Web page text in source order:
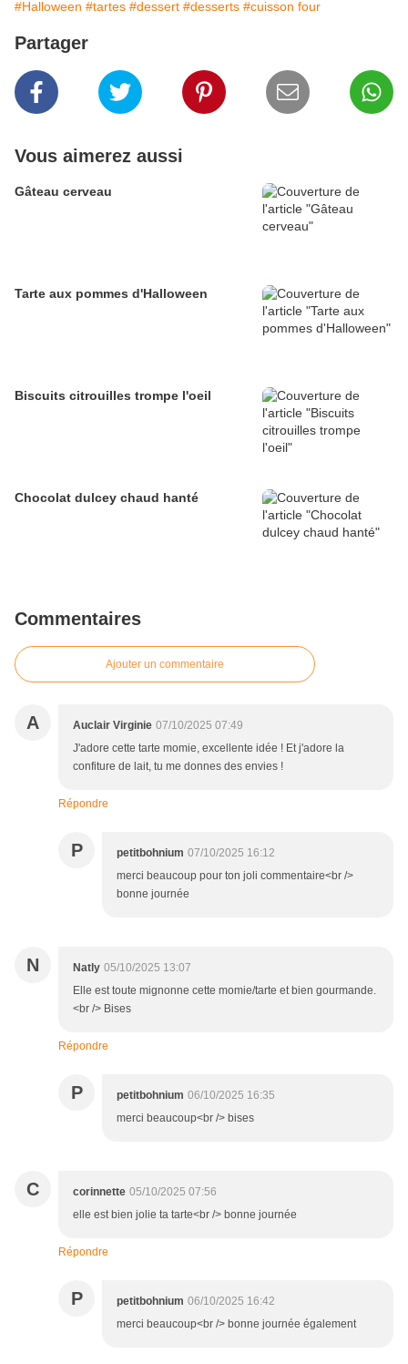
#Halloween #tartes #dessert #desserts #cuisson four
Partager
Vous aimerez aussi
Gâteau cerveau
Tarte aux pommes d'Halloween
Biscuits citrouilles trompe l'oeil
Chocolat dulcey chaud hanté
Commentaires
Ajouter un commentaire
A Auclair Virginie 07/10/2025 07:49
J'adore cette tarte momie, excellente idée ! Et j'adore la
confiture de lait, tu me donnes des envies !
Répondre
P petitbohnium 07/10/2025 16:12
merci beaucoup pour ton joli commentaire<br />
bonne journée
N Natly 05/10/2025 13:07
Elle est toute mignonne cette momie/tarte et bien gourmande.
<br /> Bises
Répondre
P petitbohnium 06/10/2025 16:35
merci beaucoup<br /> bises
C corinnette 05/10/2025 07:56
elle est bien jolie ta tarte<br /> bonne journée
Répondre
P petitbohnium 06/10/2025 16:42
merci beaucoup<br /> bonne journée également